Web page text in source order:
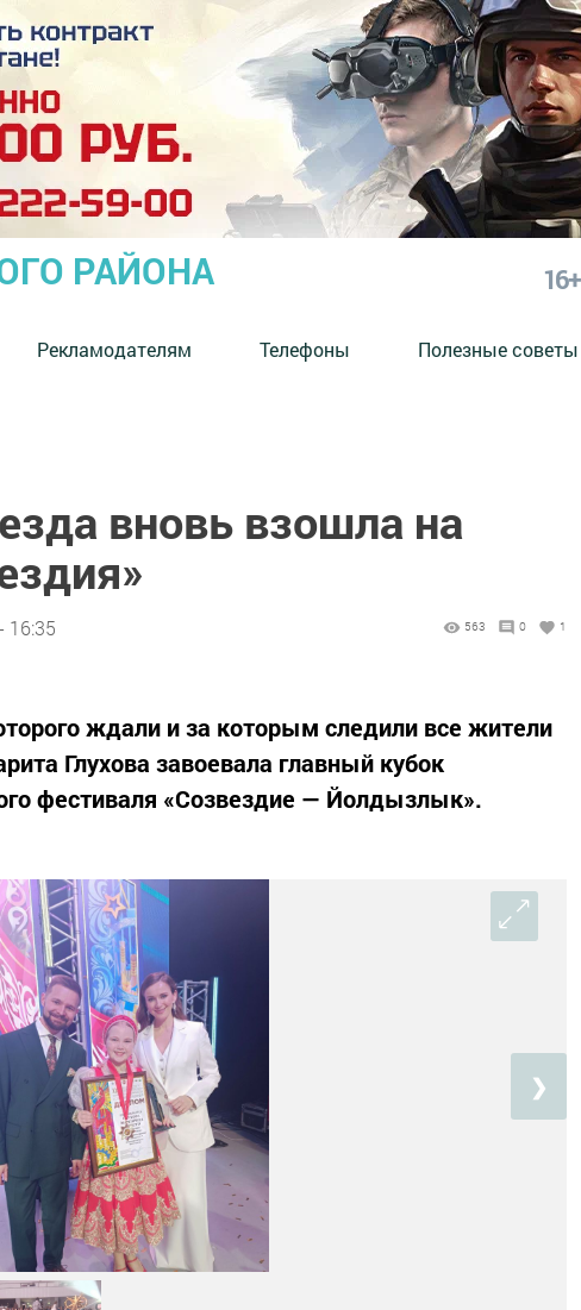
РАЙОНА 16+
Рекламодателям Телефоны Полезные советы
вновь взошла на
16:35 563 0 1
ждали и за которым следили все жители
Глухова завоевала главный кубок
фестиваля «Созвездие — Йолдызлык».
❯